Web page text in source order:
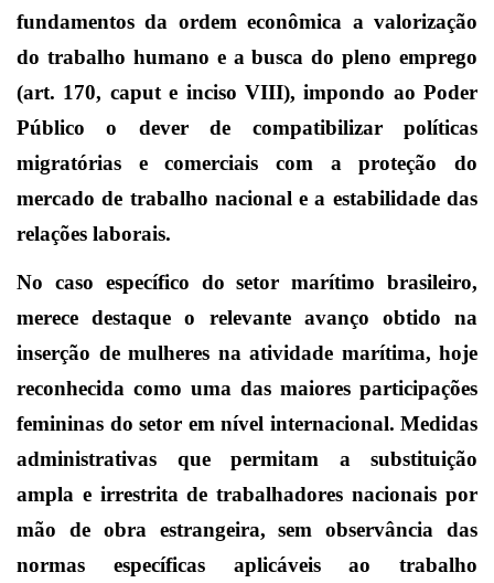
fundamentos da ordem econômica a valorização
do trabalho humano e a busca do pleno emprego
(art. 170, caput e inciso VIII), impondo ao Poder
Público o dever de compatibilizar políticas
migratórias e comerciais com a proteção do
mercado de trabalho nacional e a estabilidade das
relações laborais.
No caso específico do setor marítimo brasileiro,
merece destaque o relevante avanço obtido na
inserção de mulheres na atividade marítima, hoje
reconhecida como uma das maiores participações
femininas do setor em nível internacional. Medidas
administrativas que permitam a substituição
ampla e irrestrita de trabalhadores nacionais por
mão de obra estrangeira, sem observância das
normas específicas aplicáveis ao trabalho